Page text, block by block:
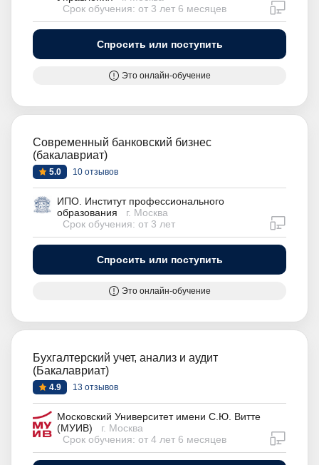
Срок обучения: от 3 лет 6 месяцев
Спросить или поступить
Это онлайн-обучение
Современный банковский бизнес
(бакалавриат)
5.0 10 отзывов
ИПО. Институт профессионального
образования
г. Москва
Срок обучения: от 3 лет
Спросить или поступить
Это онлайн-обучение
Бухгалтерский учет, анализ и аудит
(Бакалавриат)
4.9 13 отзывов
Московский Университет имени С.Ю. Витте
(МУИВ)
г. Москва
Срок обучения: от 4 лет 6 месяцев